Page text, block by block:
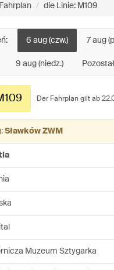
die Linie: M109
6 aug (czw.) 7 aug
9 aug (niedz.)
für
Linie:
M109
Der Fahrplan gilt ab
Sławków ZWM
Muzeum Sztygarka